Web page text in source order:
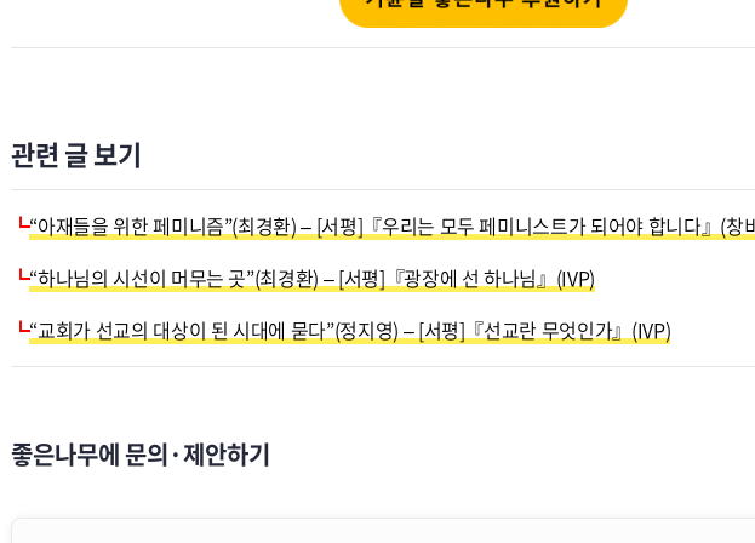
관련 글 보기
┗“아재들을 위한 페미니즘”(최경환) – [서평]『우리는 모두 페미니스트가 되어야 합니다』(창
┗“하나님의 시선이 머무는 곳”(최경환) – [서평]『광장에 선 하나님』(IVP)
┗“교회가 선교의 대상이 된 시대에 묻다”(정지영) – [서평]『선교란 무엇인가』(IVP)
좋은나무에 문의·제안하기